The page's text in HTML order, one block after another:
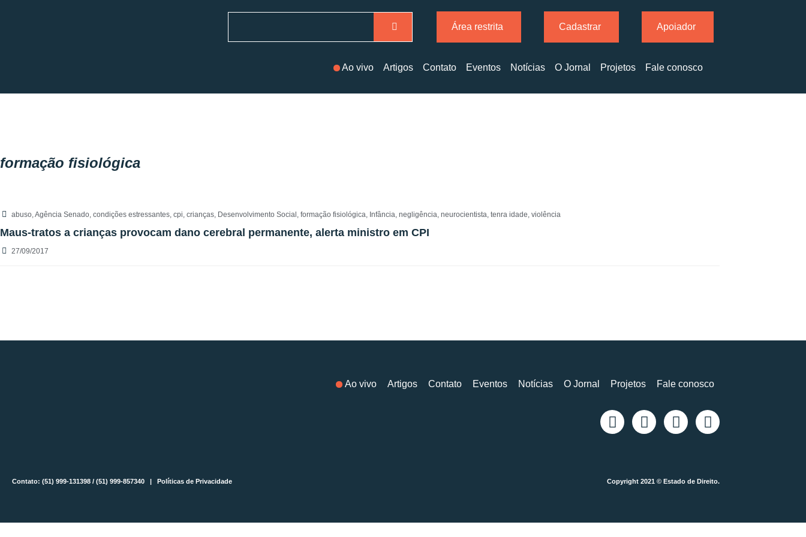
Área restrita Cadastrar Apoiador
Ao vivo Artigos Contato Eventos Notícias O Jornal Projetos Fale conosco
formação fisiológica
abuso,Agência Senado, condições estressantes, cpi, crianças, Desenvolvimento Social , formação fisiológica, Infância, negligência, neurocientista, tenra idade, violência
Maus-tratos a crianças provocam dano cerebral permanente, alerta ministro em CPI
27/09/2017
Ao vivo Artigos Contato Eventos Notícias O Jornal Projetos Fale conosco
Contato: (51) 999-131398 / (51) 999-857340 | Políticas de Privacidade Copyright 2021 © Estado de Direito.